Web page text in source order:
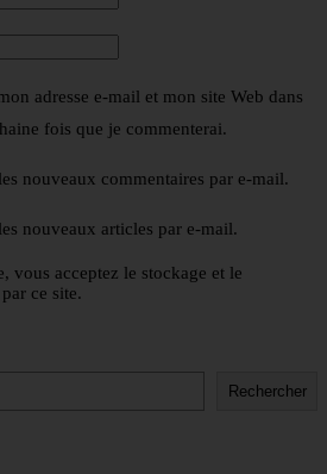
adresse e-mail et mon site Web dans
fois que je commenterai.
nouveaux commentaires par e-mail.
nouveaux articles par e-mail.
vous acceptez le stockage et le
ce site.
Rechercher